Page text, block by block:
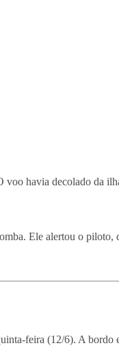
voo havia decolado da
Ele alertou o
feira (12/6). A bordo